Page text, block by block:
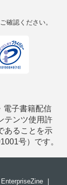
確認ください。
電子書籍配信
テンツ使用許
あることを示
号）です。
EnterpriseZine